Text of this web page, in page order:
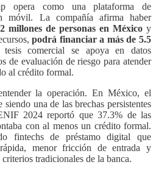
opera como una plataforma de
móvil. La compañía afirma haber
millones de personas en México y
podrá financiar a más de 5.5
comercial se apoya en datos
de evaluación de riesgo para atender
al crédito formal.
la operación. En México, el
una de las brechas persistentes
2024 reportó que 37.3% de las
con al menos un crédito formal.
fintechs de préstamo digital que
menor fricción de entrada y
tradicionales de la banca.